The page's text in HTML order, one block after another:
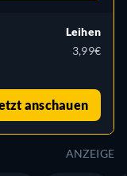
Leihen
3,99€
anschauen
ANZEIGE